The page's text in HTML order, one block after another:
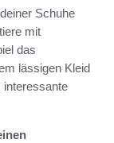
Schuhe
mit
das
lässigen Kleid
interessante